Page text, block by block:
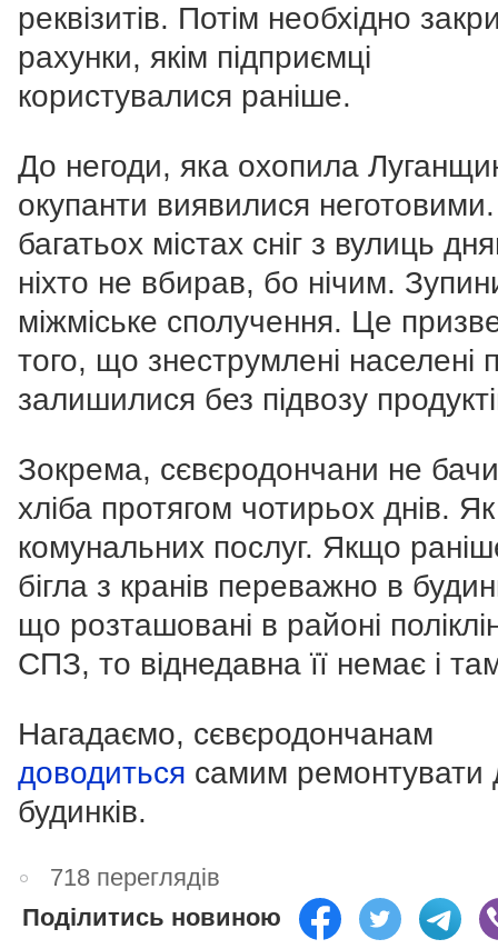
реквізитів. Потім необхідно
рахунки, якім підприємці
користувалися раніше.
До негоди, яка охопила
окупанти виявилися
багатьох містах сніг з вулиць
ніхто не вбирав, бо нічим.
міжміське сполучення. Це
того, що знеструмлені населені
залишилися без підвозу
Зокрема, сєвєродончани не
хліба протягом чотирьох днів. Як
комунальних послуг. Якщо
бігла з кранів переважно в
що розташовані в районі
СПЗ, то віднедавна її немає і
Нагадаємо, сєвєродончанам
доводиться самим ремонтувати
будинків.
718 переглядів
Поділитись новиною